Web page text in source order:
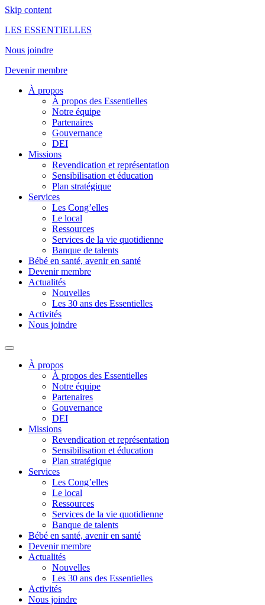
Skip content
LES ESSENTIELLES
Nous joindre
Devenir membre
À propos
À propos des Essentielles
Notre équipe
Partenaires
Gouvernance
DEI
Missions
Revendication et représentation
Sensibilisation et éducation
Plan stratégique
Services
Les Cong’elles
Le local
Ressources
Services de la vie quotidienne
Banque de talents
Bébé en santé, avenir en santé
Devenir membre
Actualités
Nouvelles
Les 30 ans des Essentielles
Activités
Nous joindre
À propos
À propos des Essentielles
Notre équipe
Partenaires
Gouvernance
DEI
Missions
Revendication et représentation
Sensibilisation et éducation
Plan stratégique
Services
Les Cong’elles
Le local
Ressources
Services de la vie quotidienne
Banque de talents
Bébé en santé, avenir en santé
Devenir membre
Actualités
Nouvelles
Les 30 ans des Essentielles
Activités
Nous joindre